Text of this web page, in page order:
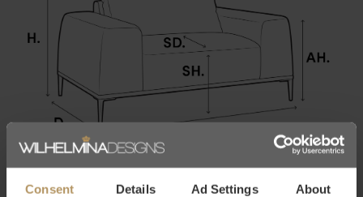
Consent Details Ad Settings About
Eichholtz bij WDS